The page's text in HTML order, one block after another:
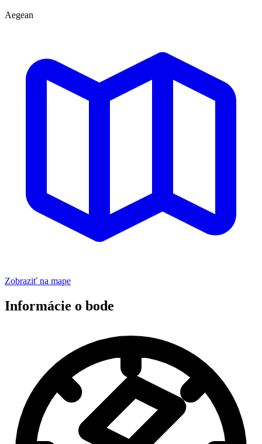
Aegean
Zobraziť na mape
Informácie o bode